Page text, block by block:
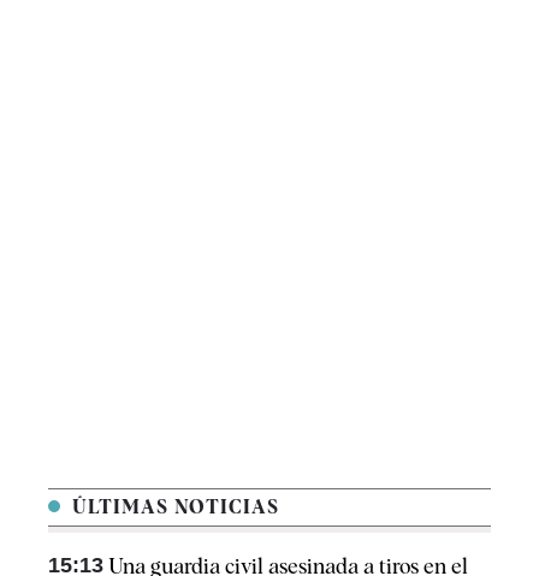
ÚLTIMAS NOTICIAS
15:13 Una guardia civil asesinada a tiros en el